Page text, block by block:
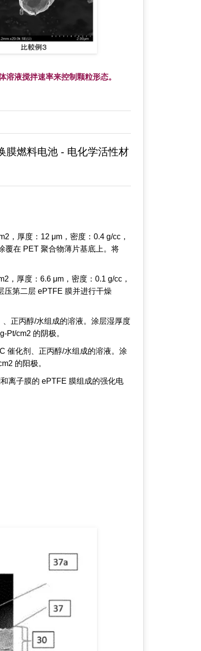
液搅拌速率来控制颗粒形态。
膜燃料电池 - 电化学活性材
，厚度：12 μm，密度：0.4 g/cc，
覆在 PET 聚合物薄片基底上。将
，厚度：6.6 μm，密度：0.1 g/cc，
压第二层 ePTFE 膜并进行干燥
正丙醇/水组成的溶液。涂层湿厚度
Pt/cm2 的阴极。
催化剂、正丙醇/水组成的溶液。涂
的阳极。
离子膜的 ePTFE 膜组成的强化电